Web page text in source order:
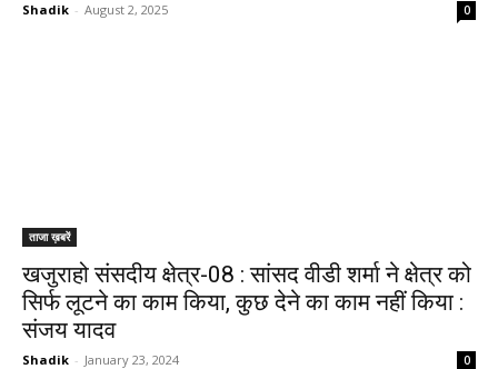
Shadik - August 2, 2025 0
ताजा ख़बरें
खजुराहो संसदीय क्षेत्र-08 : सांसद वीडी शर्मा ने क्षेत्र को
सिर्फ लूटने का काम किया, कुछ देने का काम नहीं किया :
संजय यादव
Shadik - January 23, 2024 0